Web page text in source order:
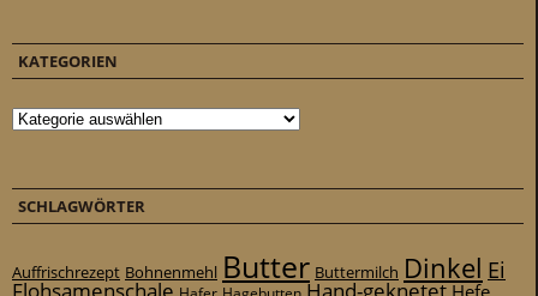
KATEGORIEN
Kategorien
SCHLAGWÖRTER
Auffrischrezept Bohnenmehl Butter Buttermilch Dinkel Ei